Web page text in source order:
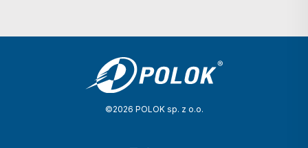
©2026 POLOK sp. z o.o.